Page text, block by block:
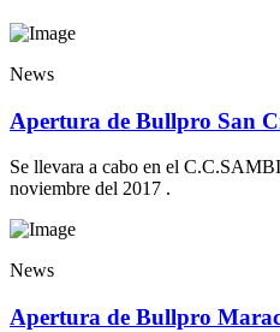
News
Apertura de Bullpro San
Se llevara a cabo en el
noviembre del 2017 .
News
Apertura de Bullpro